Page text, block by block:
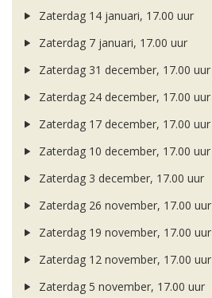
Zaterdag 14 januari, 17.00 uur
Zaterdag 7 januari, 17.00 uur
Zaterdag 31 december, 17.00 uur
Zaterdag 24 december, 17.00 uur
Zaterdag 17 december, 17.00 uur
Zaterdag 10 december, 17.00 uur
Zaterdag 3 december, 17.00 uur
Zaterdag 26 november, 17.00 uur
Zaterdag 19 november, 17.00 uur
Zaterdag 12 november, 17.00 uur
Zaterdag 5 november, 17.00 uur